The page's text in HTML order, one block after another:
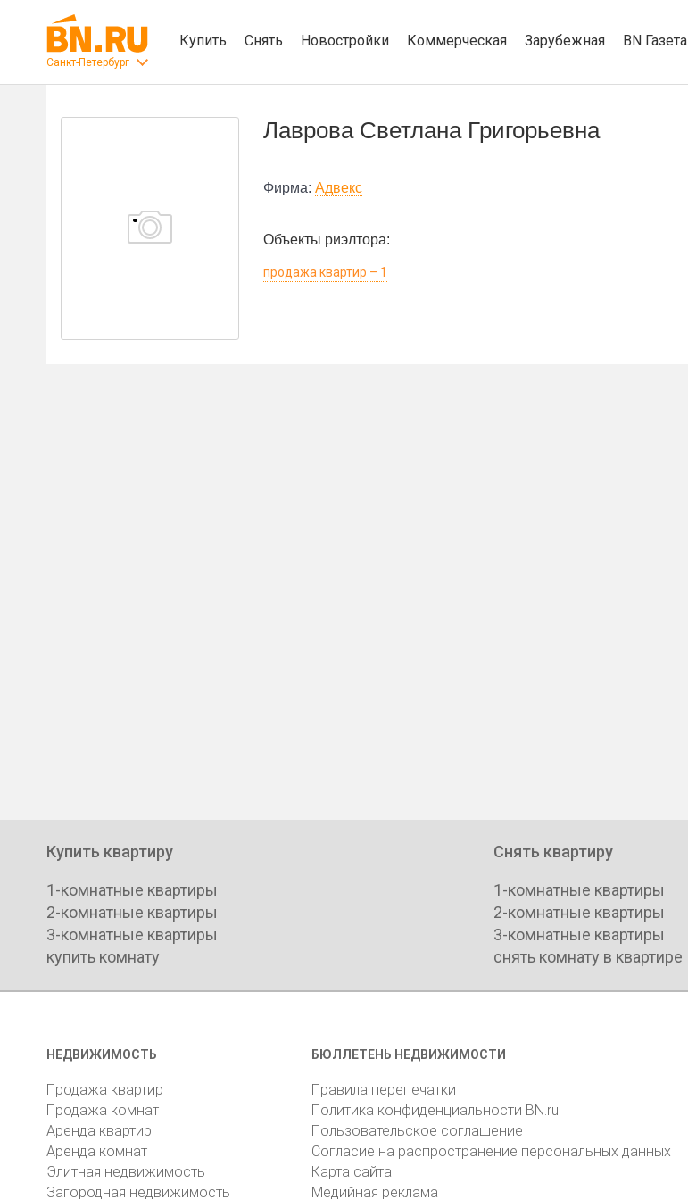
Санкт-Петербург
Купить Снять Новостройки Коммерческая Зарубежная BN Газета
Лаврова Светлана Григорьевна
Фирма: Адвекс
Объекты риэлтора:
продажа квартир – 1
Купить квартиру
1-комнатные квартиры
2-комнатные квартиры
3-комнатные квартиры
купить комнату
Снять квартиру
1-комнатные квартиры
2-комнатные квартиры
3-комнатные квартиры
снять комнату в квартире
НЕДВИЖИМОСТЬ
Продажа квартир
Продажа комнат
Аренда квартир
Аренда комнат
Элитная недвижимость
Загородная недвижимость
БЮЛЛЕТЕНЬ НЕДВИЖИМОСТИ
Правила перепечатки
Политика конфиденциальности BN.ru
Пользовательское соглашение
Согласие на распространение персональных данных
Карта сайта
Медийная реклама